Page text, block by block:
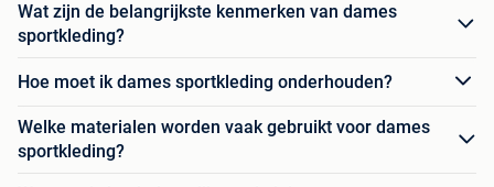
Wat zijn de belangrijkste kenmerken van dames
sportkleding?
Hoe moet ik dames sportkleding onderhouden?
Welke materialen worden vaak gebruikt voor dames
sportkleding?